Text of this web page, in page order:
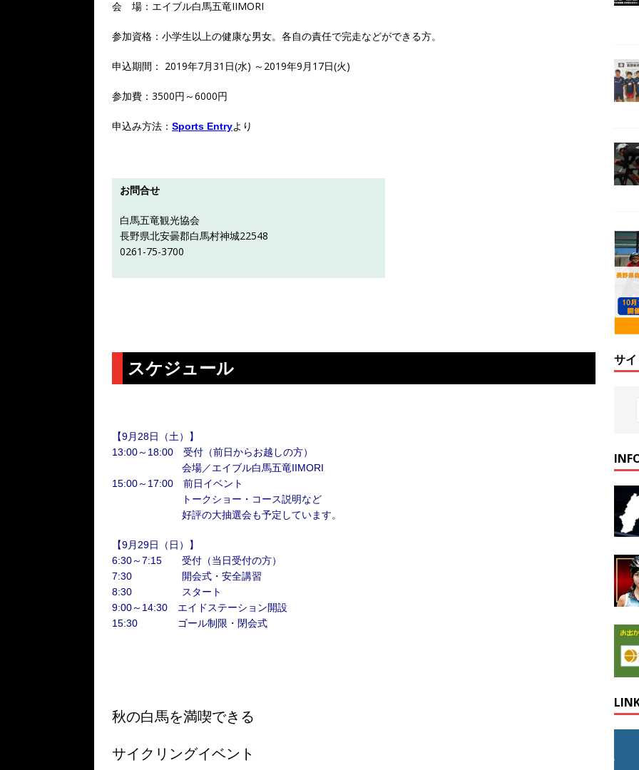
会 場：エイブル白馬五竜IIMORI
参加資格：小学生以上の健康な男女。各自の責任で完走などができる方。
申込期間： 2019年7月31日(水) ～2019年9月17日(火)
参加費：3500円～6000円
申込み方法： Sports Entryより
お問合せ
白馬五竜観光協会
長野県北安曇郡白馬村神城22548
0261-75-3700
スケジュール
【9月28日（土）】
13:00～18:00 受付（前日からお越しの方）
会場／エイブル白馬五竜IIMORI
15:00～17:00 前日イベント
トークショー・コース説明など
好評の大抽選会も予定しています。
【9月29日（日）】
6:30～7:15 受付（当日受付の方）
7:30 開会式・安全講習
8:30 スタート
9:00～14:30 エイドステーション開設
15:30 ゴール制限・閉会式
秋の白馬を満喫できる
サイクリングイベント
サ